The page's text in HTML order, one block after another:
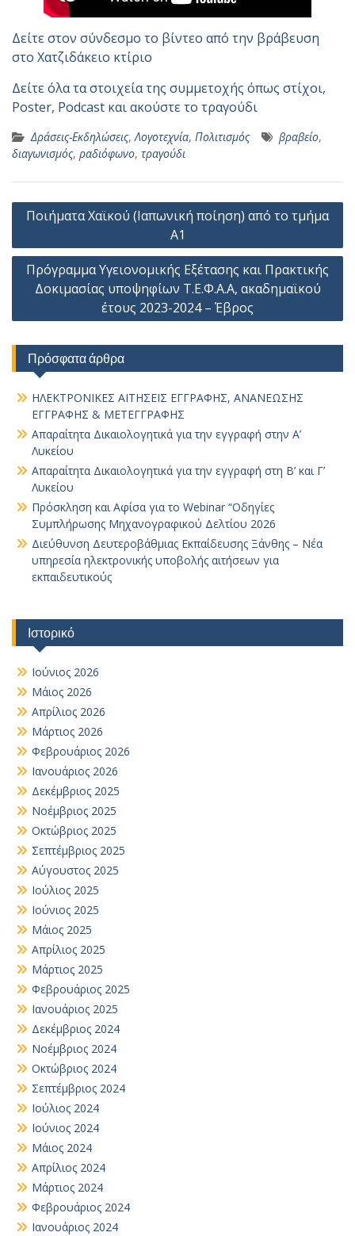
Δείτε στον σύνδεσμο το βίντεο από την βράβευση
στο Χατζιδάκειο κτίριο
Δείτε όλα τα στοιχεία της συμμετοχής όπως στίχοι,
Poster, Podcast και ακούστε το τραγούδι
Δράσεις-Εκδηλώσεις,Λογοτεχνία, Πολιτισμός βραβείο,
διαγωνισμός, ραδιόφωνο, τραγούδι
Πλοήγηση
άρθρων
Ποιήματα Χαϊκού (Ιαπωνική ποίηση) από το τμήμα
Α1
Πρόγραμμα Υγειονομικής Εξέτασης και Πρακτικής
Δοκιμασίας υποψηφίων T.Ε.Φ.Α.Α, ακαδημαϊκού
έτους 2023-2024 – Έβρος
Πρόσφατα άρθρα
ΗΛΕΚΤΡΟΝΙΚΕΣ ΑΙΤΗΣΕΙΣ ΕΓΓΡΑΦΗΣ, ΑΝΑΝΕΩΣΗΣ
ΕΓΓΡΑΦΗΣ & ΜΕΤΕΓΓΡΑΦΗΣ
Απαραίτητα Δικαιολογητικά για την εγγραφή στην Α’
Λυκείου
Απαραίτητα Δικαιολογητικά για την εγγραφή στη Β’ και Γ’
Λυκείου
Πρόσκληση και Αφίσα για το Webinar “Οδηγίες
Συμπλήρωσης Μηχανογραφικού Δελτίου 2026
Διεύθυνση Δευτεροβάθμιας Εκπαίδευσης Ξάνθης – Νέα
υπηρεσία ηλεκτρονικής υποβολής αιτήσεων για
εκπαιδευτικούς
Ιστορικό
Ιούνιος 2026
Μάιος 2026
Απρίλιος 2026
Μάρτιος 2026
Φεβρουάριος 2026
Ιανουάριος 2026
Δεκέμβριος 2025
Νοέμβριος 2025
Οκτώβριος 2025
Σεπτέμβριος 2025
Αύγουστος 2025
Ιούλιος 2025
Ιούνιος 2025
Μάιος 2025
Απρίλιος 2025
Μάρτιος 2025
Φεβρουάριος 2025
Ιανουάριος 2025
Δεκέμβριος 2024
Νοέμβριος 2024
Οκτώβριος 2024
Σεπτέμβριος 2024
Ιούλιος 2024
Ιούνιος 2024
Μάιος 2024
Απρίλιος 2024
Μάρτιος 2024
Φεβρουάριος 2024
Ιανουάριος 2024